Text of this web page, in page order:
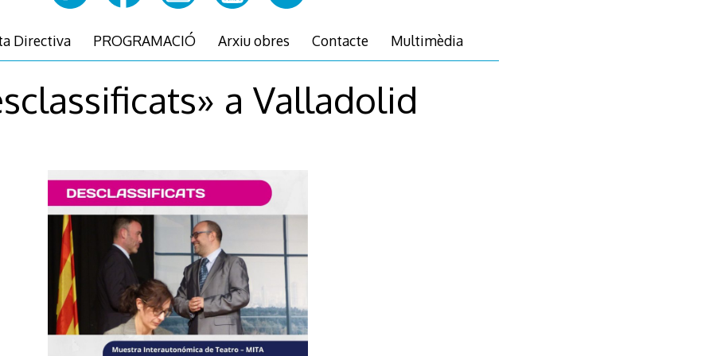
Directiva PROGRAMACIÓ Arxiu obres Contacte Multimèdia
a Valladolid